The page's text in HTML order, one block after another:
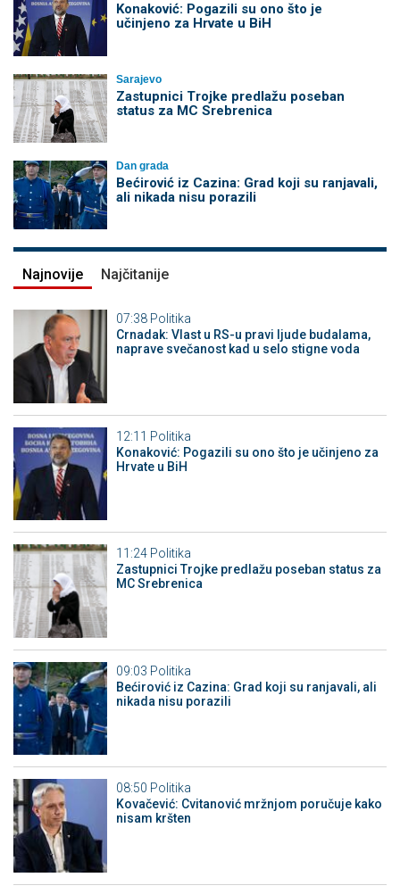
Konaković: Pogazili su ono što je
učinjeno za Hrvate u BiH
Sarajevo
Zastupnici Trojke predlažu poseban
status za MC Srebrenica
Dan grada
Bećirović iz Cazina: Grad koji su ranjavali,
ali nikada nisu porazili
Najnovije Najčitanije
07:38 Politika
Crnadak: Vlast u RS-u pravi ljude budalama,
naprave svečanost kad u selo stigne voda
12:11 Politika
Konaković: Pogazili su ono što je učinjeno za
Hrvate u BiH
11:24 Politika
Zastupnici Trojke predlažu poseban status za
MC Srebrenica
09:03 Politika
Bećirović iz Cazina: Grad koji su ranjavali, ali
nikada nisu porazili
08:50 Politika
Kovačević: Cvitanović mržnjom poručuje kako
nisam kršten